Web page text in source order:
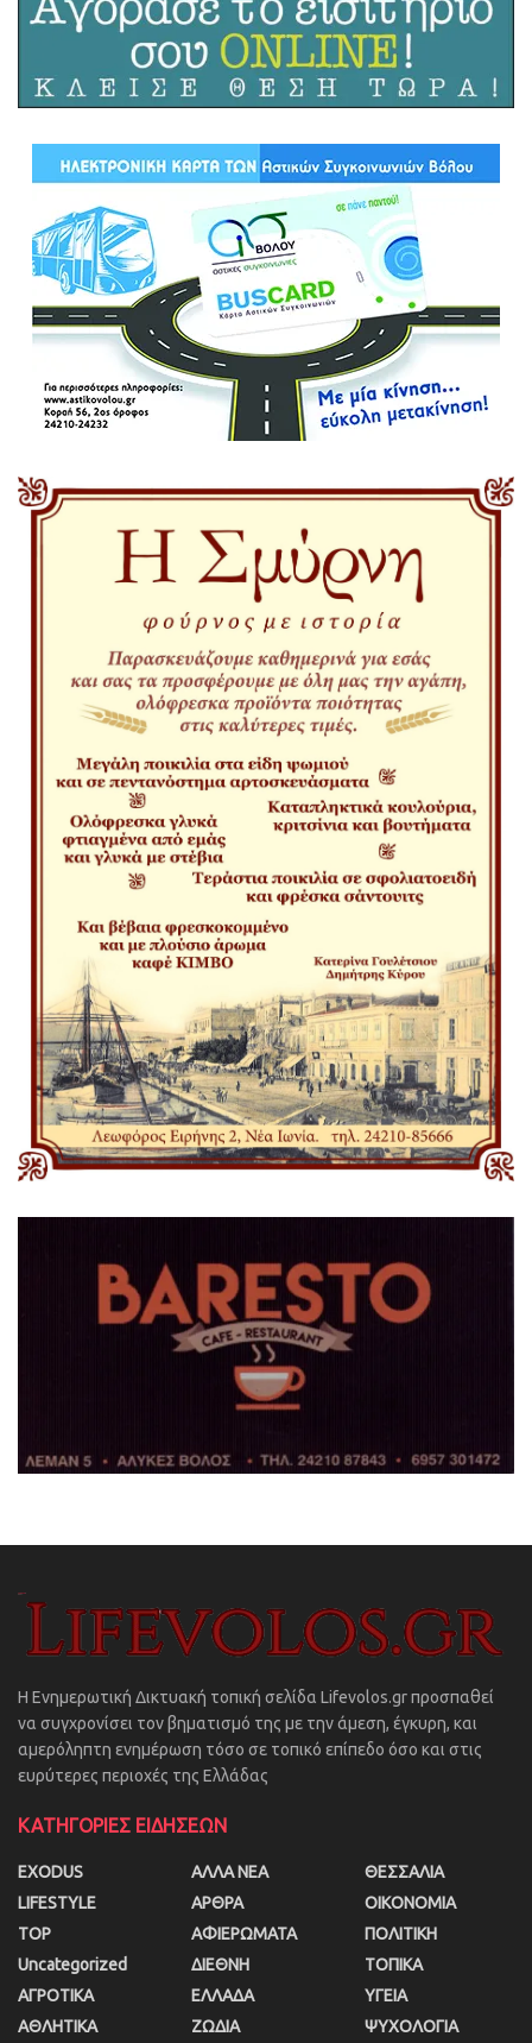
Η Ενημερωτική Δικτυακή τοπική σελίδα Lifevolos.gr προσπαθεί
να συγχρονίσει τον βηματισμό της με την άμεση, έγκυρη, και
αμερόληπτη ενημέρωση τόσο σε τοπικό επίπεδο όσο και στις
ευρύτερες περιοχές της Ελλάδας
ΚΑΤΗΓΟΡΙΕΣ ΕΙΔΗΣΕΩΝ
EXODUS
LIFESTYLE
TOP
Uncategorized
ΑΓΡΟΤΙΚΑ
ΑΘΛΗΤΙΚΑ
ΑΛΛΑ ΝΕΑ
ΑΡΘΡΑ
ΑΦΙΕΡΩΜΑΤΑ
ΔΙΕΘΝΗ
ΕΛΛΑΔΑ
ΖΩΔΙΑ
ΘΕΣΣΑΛΙΑ
ΟΙΚΟΝΟΜΙΑ
ΠΟΛΙΤΙΚΗ
ΤΟΠΙΚΑ
ΥΓΕΙΑ
ΨΥΧΟΛΟΓΙΑ